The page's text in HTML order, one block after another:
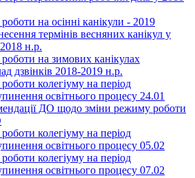
на осінні канікули - 2019
термінів весняних канікул у
н.р.
на зимових канікулах
дзвінків 2018-2019 н.р.
колегіуму на період
освітнього процесу 24.01
ДО щодо зміни режиму роботи
колегіуму на період
освітнього процесу 05.02
колегіуму на період
освітнього процесу 07.02